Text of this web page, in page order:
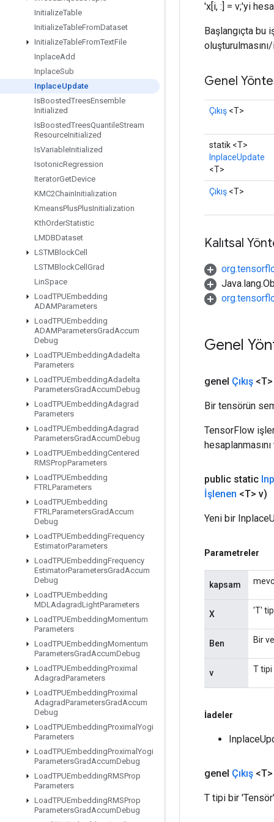
InitializeTable
InitializeTableFromDataset
InitializeTableFromTextFile
InplaceAdd
InplaceSub
InplaceUpdate
IsBoostedTreesEnsemble
Initialized
IsBoostedTreesQuantileStream
ResourceInitialized
IsVariableInitialized
IsotonicRegression
IteratorGetDevice
KMC2ChainInitialization
KmeansPlusPlusInitialization
KthOrderStatistic
LMDBDataset
LSTMBlockCell
LSTMBlockCell Grad
LinSpace
LoadTPUEmbedding
ADAMParameters
LoadTPUEmbedding
ADAMParametersGradAccum
Debug
LoadTPUEmbeddingAdadelta
Parameters
LoadTPUEmbeddingAdadelta
ParametersGradAccumDebug
LoadTPUEmbeddingAdagrad
Parameters
LoadTPUEmbeddingAdagrad
ParametersGradAccumDebug
LoadTPUEmbeddingCentered
RMSPropParameters
LoadTPUEmbedding
FTRLParameters
LoadTPUEmbedding
FTRLParametersGradAccum
Debug
LoadTPUEmbeddingFrequency
EstimatorParameters
LoadTPUEmbeddingFrequency
EstimatorParametersGradAccum
Debug
LoadTPUEmbedding
MDLAdagradLightParameters
LoadTPUEmbeddingMomentum
Parameters
LoadTPUEmbeddingMomentum
ParametersGradAccumDebug
LoadTPUEmbeddingProximal
AdagradParameters
LoadTPUEmbeddingProximal
AdagradParametersGradAccum
Debug
LoadTPUEmbeddingProximal Yogi
Parameters
LoadTPUEmbeddingProximal Yogi
ParametersGradAccumDebug
LoadTPUEmbeddingRMSProp
Parameters
LoadTPUEmbeddingRMSProp
ParametersGradAccumDebug
'x[i, :] = v;'yi
Başlangıçta bu
Genel
Çıkış <T>
statik <T>
InplaceUpdate
<T>
Çıkış <T>
Kalıtsal
Genel
genel Çıkış <T>
Bir tensörün
TensorFlow
public static
İşlenen <T> v)
Yeni bir
Parametreler
kapsam
X 'T'
Ben Bir
v T tipi
İadeler
genel Çıkış <T>
T tipi bir